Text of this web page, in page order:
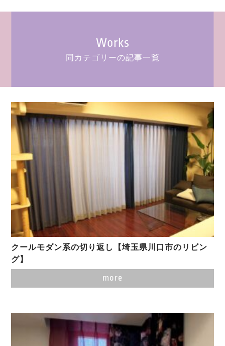
Works
同カテゴリーの記事一覧
クールモダン系の切り返し【埼玉県川口市のリビン
グ】
more